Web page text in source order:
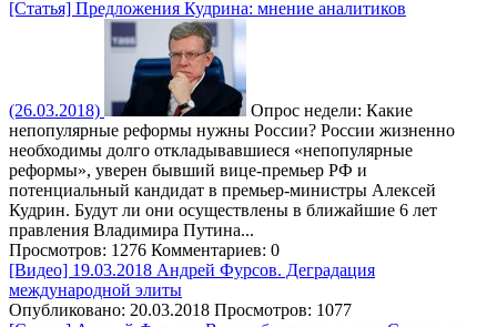
[Статья] Предложения Кудрина: мнение аналитиков
(26.03.2018)
Опрос недели: Какие
непопулярные реформы нужны России? России жизненно
необходимы долго откладывавшиеся «непопулярные
реформы», уверен бывший вице-премьер РФ и
потенциальный кандидат в премьер-министры Алексей
Кудрин. Будут ли они осуществлены в ближайшие 6 лет
правления Владимира Путина...
Просмотров: 1276 Комментариев: 0
[Видео] 19.03.2018 Андрей Фурсов. Деградация
международной элиты
Опубликовано: 20.03.2018 Просмотров: 1077